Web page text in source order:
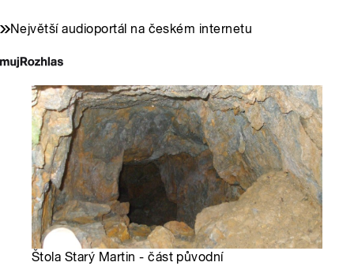
Největší audioportál na českém internetu
Štola Starý Martin - část původní